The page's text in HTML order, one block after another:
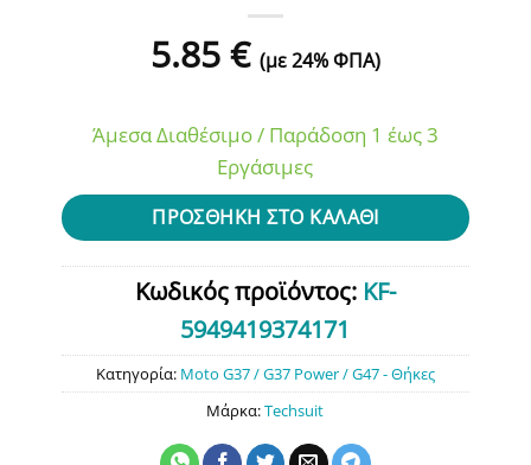
5.85€ (με 24% ΦΠΑ)
Άμεσα Διαθέσιμο / Παράδοση 1 έως 3
Εργάσιμες
ΠΡΟΣΘΉΚΗ ΣΤΟ ΚΑΛΆΘΙ
Κωδικός προϊόντος: KF-
5949419374171
Κατηγορία: Moto G37 / G37 Power / G47 - Θήκες
Μάρκα:Techsuit